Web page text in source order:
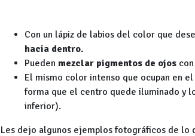
Con un lápiz de labios del color que
hacia dentro.
Pueden mezclar pigmentos de ojos
El mismo color intenso que ocupan en
forma que el centro quede iluminado y
inferior).
Les dejo algunos ejemplos fotográficos de lo